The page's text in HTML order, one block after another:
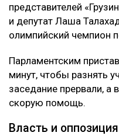
представителей
и депутат Лаша
олимпийский чемпион
Парламентским
минут, чтобы разнять
заседание прервали, а
скорую помощь.
Власть и